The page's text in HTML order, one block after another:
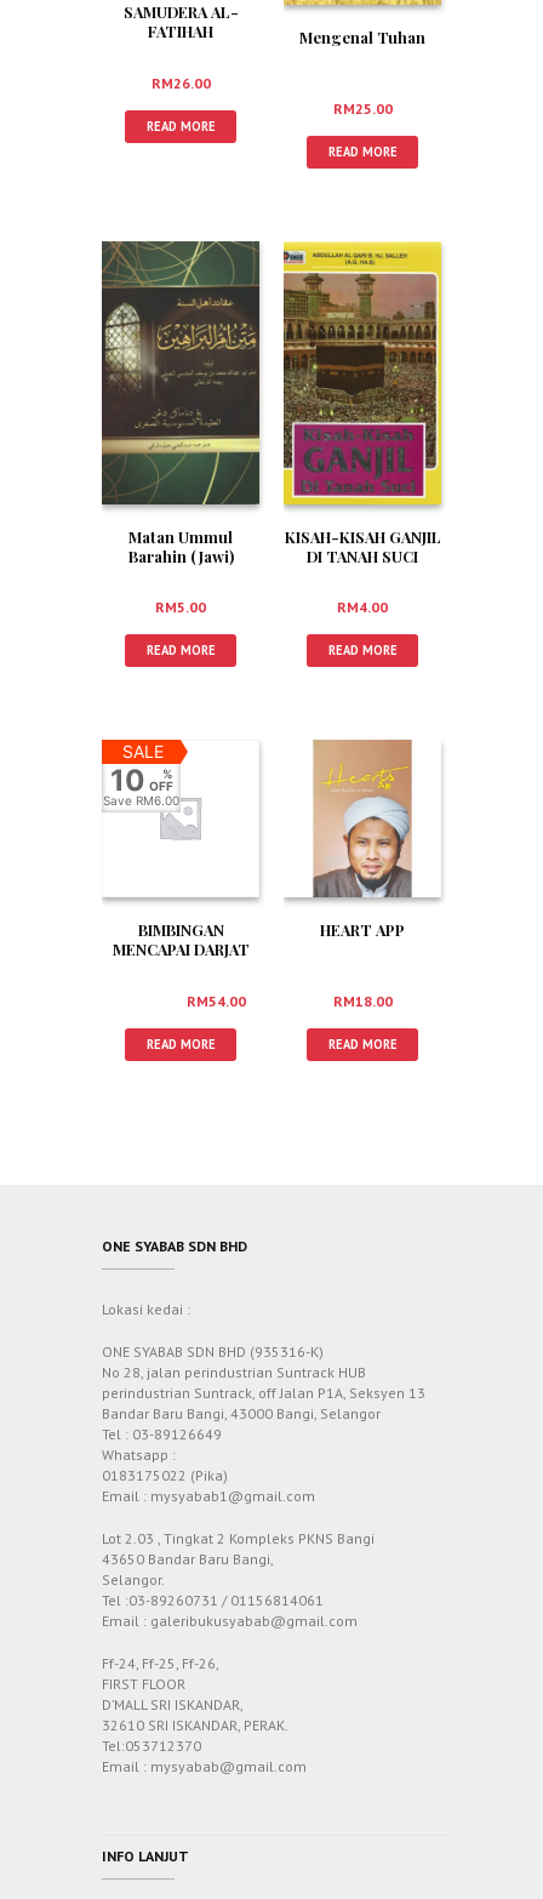
SAMUDERA AL-
FATIHAH
RM26.00
READ MORE
Mengenal Tuhan
RM25.00
READ MORE
Matan Ummul
Barahin (Jawi)
RM5.00
READ MORE
KISAH-KISAH GANJIL
DI TANAH SUCI
RM4.00
READ MORE
SALE
10
%
OFF
Save RM6.00
BIMBINGAN
MENCAPAI DARJAT
RM54.00
READ MORE
HEART APP
RM18.00
READ MORE
ONE SYABAB SDN BHD
Lokasi kedai :
ONE SYABAB SDN BHD (935316-K)
No 28, jalan perindustrian Suntrack HUB
perindustrian Suntrack, off Jalan P1A, Seksyen 13
Bandar Baru Bangi, 43000 Bangi, Selangor
Tel : 03-89126649
Whatsapp :
0183175022 (Pika)
Email : mysyabab1@gmail.com
Lot 2.03 , Tingkat 2 Kompleks PKNS Bangi
43650 Bandar Baru Bangi,
Selangor.
Tel :03-89260731 / 01156814061
Email : galeribukusyabab@gmail.com
Ff-24, Ff-25, Ff-26,
FIRST FLOOR
D’MALL SRI ISKANDAR,
32610 SRI ISKANDAR, PERAK.
Tel:053712370
Email : mysyabab@gmail.com
INFO LANJUT